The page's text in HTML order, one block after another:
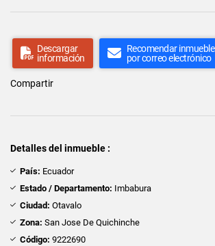
Descargar
información
Recomendar inmueble
por correo electrónico
Compartir
Detalles del inmueble :
País: Ecuador
Estado / Departamento: Imbabura
Ciudad: Otavalo
Zona: San Jose De Quichinche
Código: 9222690